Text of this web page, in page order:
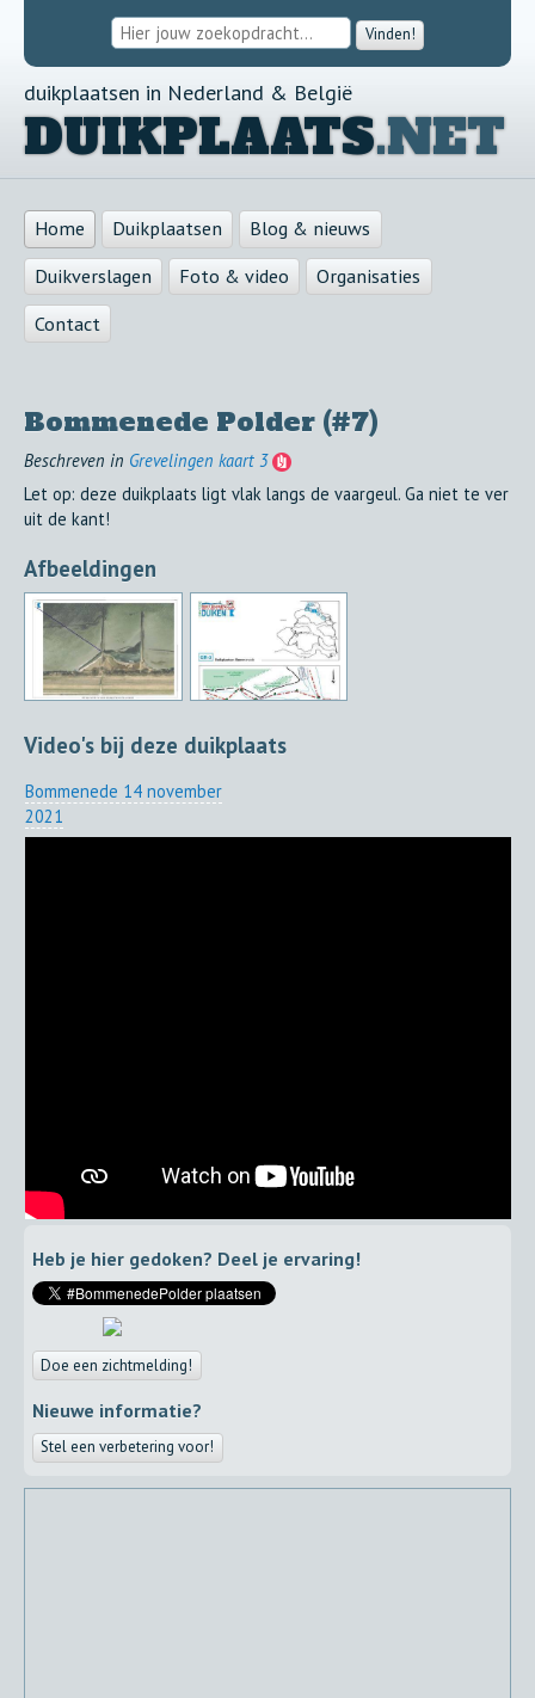
Vinden!
duikplaatsen in Nederland & België
DUIKPLAATS.NET
Home Duikplaatsen
Blog & nieuws
Duikverslagen
Foto & video
Organisaties
Contact
Bommenede Polder (#7)
Beschreven in Grevelingen kaart 3
Let op: deze duikplaats ligt vlak langs de vaargeul. Ga niet te ver
uit de kant!
Afbeeldingen
Video's bij deze duikplaats
Bommenede 14 november
2021
Heb je hier gedoken? Deel je ervaring!
Doe een zichtmelding!
Nieuwe informatie?
Stel een verbetering voor!